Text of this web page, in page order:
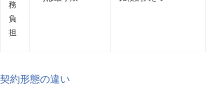
務
負
担
契約形態の違い